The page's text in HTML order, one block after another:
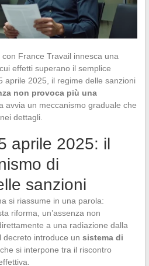
France Travail innesca una
effetti superano il semplice
aprile 2025, il regime delle sanzioni
non provoca più una
avvia un meccanismo graduale che
dettagli.
aprile 2025: il
di
sanzioni
si riassume in una parola:
riforma, un’assenza non
a una radiazione dalla
decreto introduce un sistema di
si interpone tra il riscontro